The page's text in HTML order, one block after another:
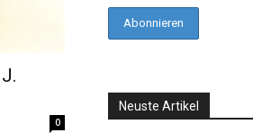
0
Neuste Artikel